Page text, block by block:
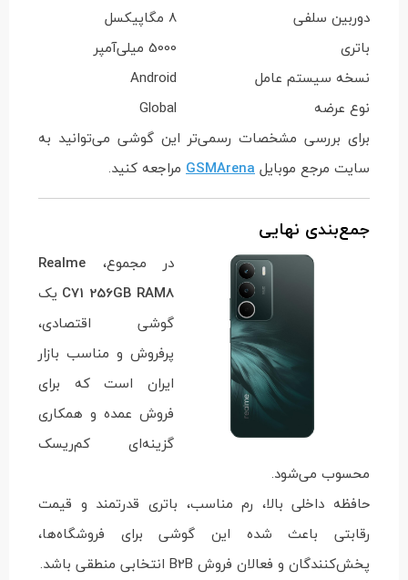
دوربین سلفی
8 مگاپیکسل
باتری
5000 میلی‌آمپر
نسخه سیستم عامل
Android
نوع عرضه
Global
برای بررسی مشخصات رسمی‌تر این گوشی می‌توانید به
سایت مرجع موبایلGSMArena مراجعه کنید.
جمع‌بندی نهایی
در مجموع، Realme
C71 256GB RAM8 یک
گوشی اقتصادی،
پرفروش و مناسب بازار
ایران است که برای
فروش عمده و همکاری
گزینه‌ای کم‌ریسک
محسوب می‌شود.
حافظه داخلی بالا، رم مناسب، باتری قدرتمند و قیمت
رقابتی باعث شده این گوشی برای فروشگاه‌ها،
پخش‌کنندگان و فعالان فروش B2B انتخابی منطقی باشد.